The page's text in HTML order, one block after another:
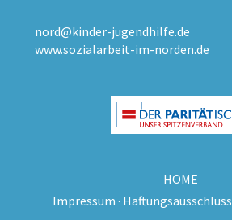
nord@kinder-jugendhilfe.de
www.sozialarbeit-im-norden.de
HOME
Impressum · Haftungsausschluss